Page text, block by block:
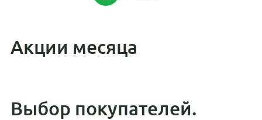
Акции месяца
Выбор покупателей.